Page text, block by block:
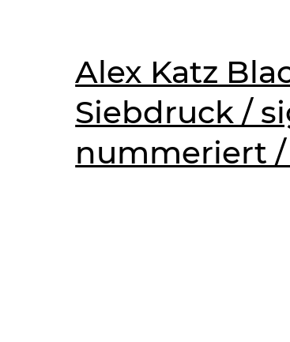
Alex Katz
Siebdruck /
nummeriert